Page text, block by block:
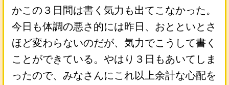
かこの３日間は書く気力も出てこなかった。
今日も体調の悪さ的には昨日、おとといとさ
ほど変わらないのだが、気力でこうして書く
ことができている。やはり３日もあいてしま
ったので、みなさんにこれ以上余計な心配を